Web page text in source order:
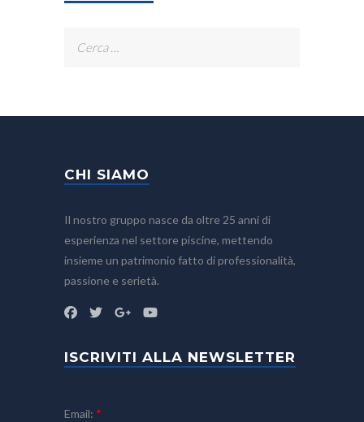
CHI SIAMO
Il nostro gruppo nasce da oltre 25 anni di
esperienza nel settore piscine, mettendo
insieme un patrimonio fatto di professionalità,
passione e serietà.
ISCRIVITI ALLA NEWSLETTER
Email: *